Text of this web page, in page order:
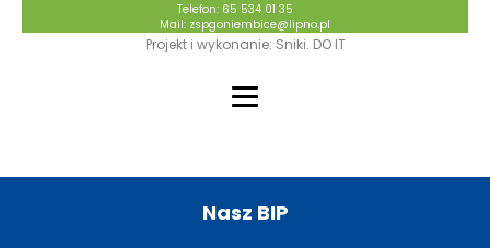
Telefon: 65 534 01 35
Mail: zspgoniembice@lipno.pl
Projekt i wykonanie: Sniki. DO IT
Nasz BIP